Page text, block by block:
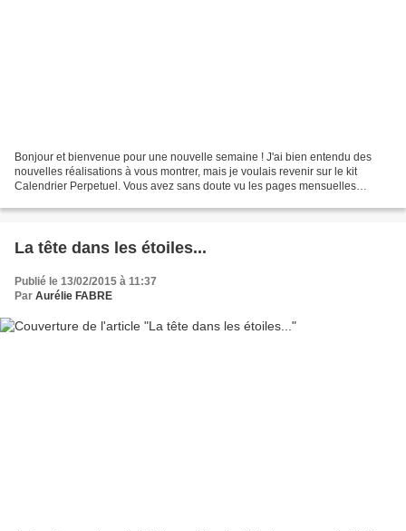
Bonjour et bienvenue pour une nouvelle semaine ! J'ai bien entendu des
nouvelles réalisations à vous montrer, mais je voulais revenir sur le kit
Calendrier Perpetuel. Vous avez sans doute vu les pages mensuelles
La tête dans les étoiles...
Publié le 13/02/2015 à 11:37
Par Aurélie FABRE